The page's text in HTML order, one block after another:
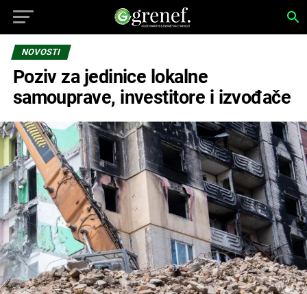
NOVOSTI
Poziv za jedinice lokalne
samouprave, investitore i izvođače